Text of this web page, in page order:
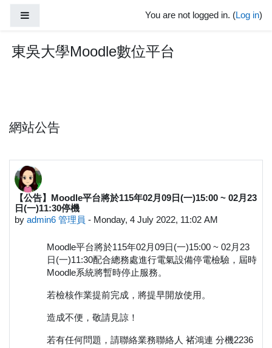
You are not logged in. ( Log in)
東吳大學Moodle數位平台
網站公告
【公告】Moodle平台將於115年02月09日(一)15:00 ~ 02月23
日(一)11:30停機
by admin6 管理員 - Monday, 4 July 2022, 11:02 AM
Moodle平台將於115年02月09日(一)15:00 ~ 02月23
日(一)11:30配合總務處進行電氣設備停電檢驗，屆時
Moodle系統將暫時停止服務。
若檢核作業提前完成，將提早開放使用。
造成不便，敬請見諒！
若有任何問題，請聯絡業務聯絡人 褚鴻連 分機2236